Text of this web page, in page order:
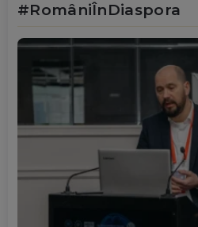
#RomâniÎnDiaspora